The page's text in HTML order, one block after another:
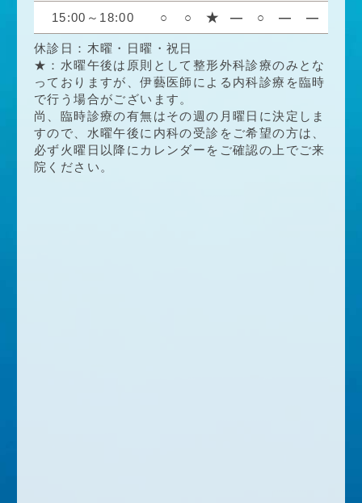
休診日：木曜・日曜・祝日
★：水曜午後は原則として整形外科診療のみとな
っておりますが、伊藝医師による内科診療を臨時
で行う場合がございます。
尚、臨時診療の有無はその週の月曜日に決定しま
すので、水曜午後に内科の受診をご希望の方は、
必ず火曜日以降にカレンダーをご確認の上でご来
院ください。
15:00～18:00 ○ ○ ★ ― ○ ― ―